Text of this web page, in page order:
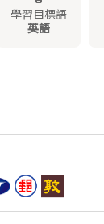
學習目標語
英語